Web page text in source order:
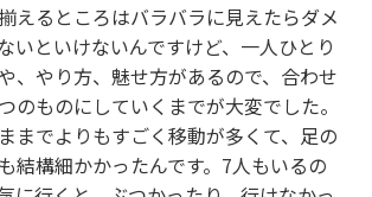
えるところはバラバラに見えたらダメ
いといけないんですけど、一人ひとり
、やり方、魅せ方があるので、合わせ
のものにしていくまでが大変でした。
までよりもすごく移動が多くて、足の
結構細かかったんです。7人もいるの